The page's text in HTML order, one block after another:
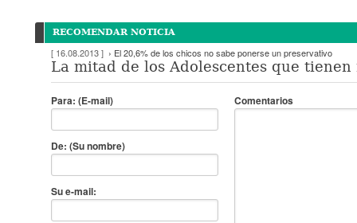
RECOMENDAR NOTICIA
[ 16.08.2013 ] › El 20,6% de los chicos no sabe ponerse un preservativo
La mitad de los Adolescentes que
Para: (E-mail)
De: (Su nombre)
Su e-mail:
Comentarios